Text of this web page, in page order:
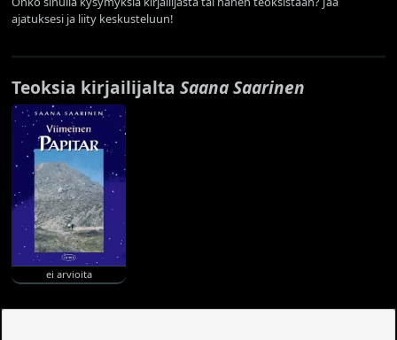
ajatuksesi ja liity keskusteluun!
Teoksia kirjailijaltaSaana Saarinen
ei arvioita